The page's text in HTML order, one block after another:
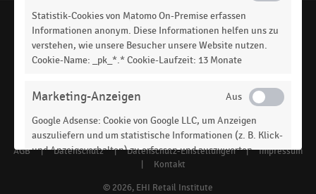
handelsdaten.de, das Statistikportal zum Handel,
Social
media
© 2026, EHI Retail Institute
Footer
AGB | Datenschutz | Datenschutz-Einstellungen |
Impressum
Kontakt
Statistik-Cookies von Matomo On-Premise erfassen
Informationen anonym. Diese Informationen helfen uns zu
verstehen, wie unsere Besucher unsere Website nutzen.
Cookie-Name: _pk_*.* Cookie-Laufzeit: 13 Monate
Marketing-Anzeigen
Google Adsense: Cookie von Google LLC, um Anzeigen
auszuliefern und um statistische Informationen (z. B. Klick-
und Anzeigeverhalten) zu erfassen und auszuwerten.
Cookie-Name: DSID, IDE, Laufzeit: 1 Jahr. Google Ireland